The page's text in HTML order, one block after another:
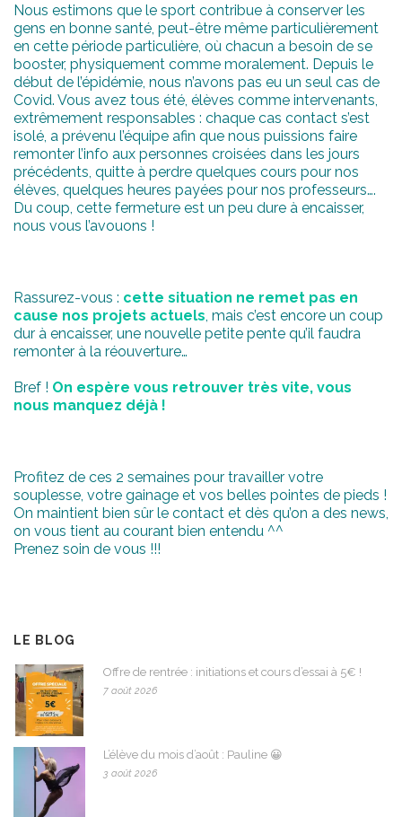
Nous estimons que le sport contribue à conserver les
gens en bonne santé, peut-être même particulièrement
en cette période particulière, où chacun a besoin de se
booster, physiquement comme moralement. Depuis le
début de l’épidémie, nous n’avons pas eu un seul cas de
Covid. Vous avez tous été, élèves comme intervenants,
extrêmement responsables : chaque cas contact s’est
isolé, a prévenu l’équipe afin que nous puissions faire
remonter l’info aux personnes croisées dans les jours
précédents, quitte à perdre quelques cours pour nos
élèves, quelques heures payées pour nos professeurs….
Du coup, cette fermeture est un peu dure à encaisser,
nous vous l’avouons !
Rassurez-vous : cette situation ne remet pas en
cause nos projets actuels, mais c’est encore un coup
dur à encaisser, une nouvelle petite pente qu’il faudra
remonter à la réouverture…
Bref ! On espère vous retrouver très vite, vous
nous manquez déjà !
Profitez de ces 2 semaines pour travailler votre
souplesse, votre gainage et vos belles pointes de pieds !
On maintient bien sûr le contact et dès qu’on a des news,
on vous tient au courant bien entendu ^^
Prenez soin de vous !!!
LE BLOG
Offre de rentrée : initiations et cours d’essai à 5€ !
7 août 2026
L’élève du mois d’août : Pauline 😀
3 août 2026